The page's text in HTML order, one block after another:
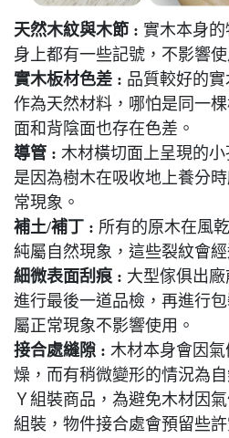
天然木紋與木節 : 實木本身
身上都有一些記號，不影響使
實木板材色差 : 品質較好的
作為天然材料，哪怕是同一
面和背陰面也存在色差。
導管 : 木材橫切面上呈現的
是因為樹木在吸收地上養分
常現象。
補土/補丁 : 所有的原木在風
純屬自然現象，這些裂紋會
細微表面刮痕 : 大型傢俱出
進行最後一道品檢，再進行
屬正常現象不影響使用。
接合處縫隙 : 木材本身會因
燥，而有稍微變形的情況為
Ｙ組裝商品，為避免木材因
組裝，物件接合處會預留些